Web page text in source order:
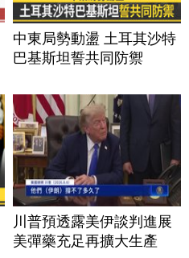
中東局勢動盪 土耳其沙特
巴基斯坦誓共同防禦
川普預透露美伊談判進展
美彈藥充足再擴大生產